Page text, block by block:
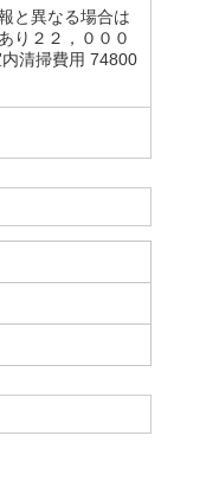
と異なる場合は
り２２，０００
清掃費用 74800